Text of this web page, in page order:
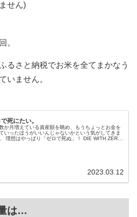
せん)
。
るさと納税でお米を全てまかなう
いません。
死にたい。
か月増えている資産額を眺め、もうちょっとお金を
いったほうがいいんじゃないかという気がしてきま
理想はやっぱり「ゼロで死ぬ」！ DIE WITH ZERO
2023.03.12
は…